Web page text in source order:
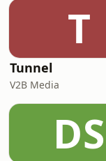
T
Tunnel
V2B Media
DS